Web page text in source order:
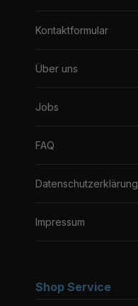
Kontaktformular
Über uns
Jobs
FAQ
Datenschutzerklärung
Impressum
Shop Service